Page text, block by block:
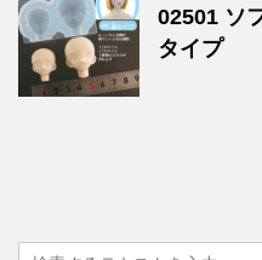
02501 ソ
タイプ